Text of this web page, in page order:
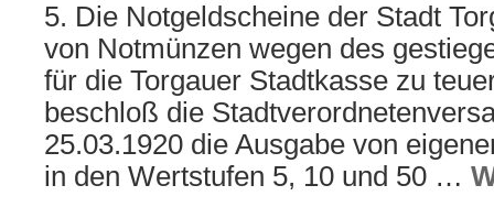
5. Die Notgeldscheine der Stadt
von Notmünzen wegen des
für die Torgauer Stadtkasse zu
beschloß die
25.03.1920 die Ausgabe von
in den Wertstufen 5, 10 und 50 …